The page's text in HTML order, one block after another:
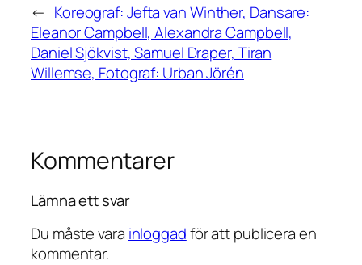
← Koreograf: Jefta van Winther, Dansare:
Eleanor Campbell, Alexandra Campbell,
Daniel Sjökvist, Samuel Draper, Tiran
Willemse, Fotograf: Urban Jörén
Kommentarer
Lämna ett svar
Du måste vara inloggadför att publicera en
kommentar.